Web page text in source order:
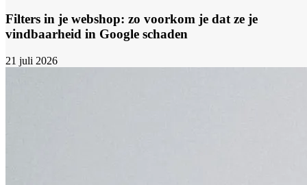
Filters in je webshop: zo voorkom je dat ze je
vindbaarheid in Google schaden
21 juli 2026